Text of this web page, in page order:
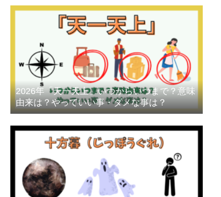
2026年「天一天上」いつからいつまで？意味
由来は？やっていい事・ダメな事は？